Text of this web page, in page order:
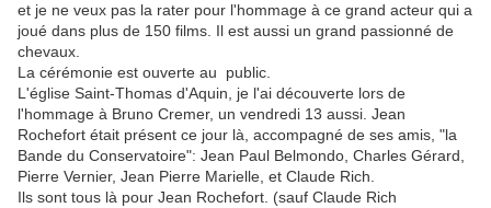
et je ne veux pas la rater pour l'hommage à ce grand acteur qui a
joué dans plus de 150 films. Il est aussi un grand passionné de
chevaux.
La cérémonie est ouverte au public.
L'église Saint-Thomas d'Aquin, je l'ai découverte lors de
l'hommage à Bruno Cremer, un vendredi 13 aussi. Jean
Rochefort était présent ce jour là, accompagné de ses amis, "la
Bande du Conservatoire": Jean Paul Belmondo, Charles Gérard,
Pierre Vernier, Jean Pierre Marielle, et Claude Rich.
Ils sont tous là pour Jean Rochefort. (sauf Claude Rich